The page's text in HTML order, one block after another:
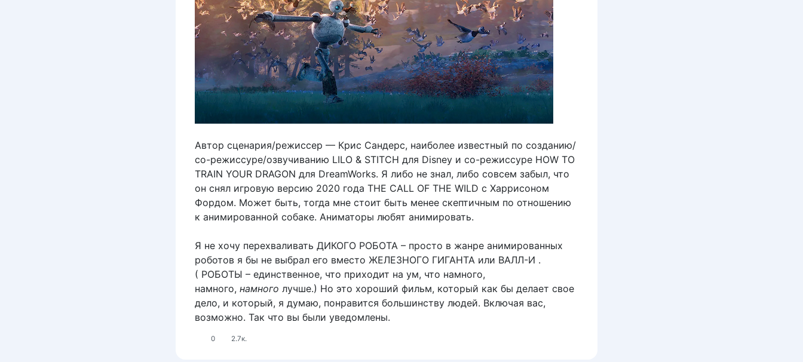
Автор сценария/режиссер — Крис Сандерс, наиболее известный по созданию/
со-режиссуре/озвучиванию LILO & STITCH для Disney и со-режиссуре HOW TO
TRAIN YOUR DRAGON для DreamWorks. Я либо не знал, либо совсем забыл, что
он снял игровую версию 2020 года THE CALL OF THE WILD с Харрисоном
Фордом. Может быть, тогда мне стоит быть менее скептичным по отношению
к анимированной собаке. Аниматоры любят анимировать.
Я не хочу перехваливать ДИКОГО РОБОТА – просто в жанре анимированных
роботов я бы не выбрал его вместо ЖЕЛЕЗНОГО ГИГАНТА или ВАЛЛ-И .
( РОБОТЫ – единственное, что приходит на ум, что намного,
намного, намного лучше.) Но это хороший фильм, который как бы делает свое
дело, и который, я думаю, понравится большинству людей. Включая вас,
возможно. Так что вы были уведомлены.
0 2.7к.